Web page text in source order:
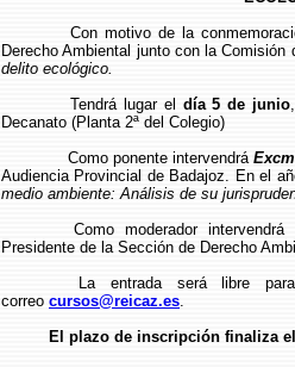
Con motivo de la
Derecho Ambiental junto con la
delito ecológico.
Tendrá lugar el día 5 de junio
Decanato (Planta 2ª del Colegio)
Como ponente intervendrá
Audiencia Provincial de Badajoz. En el
medio ambiente: Análisis de su
Como moderador intervendrá
Presidente de la Sección de Derecho
La entrada será libre
correo cursos@reicaz.es.
El plazo de inscripción finaliza